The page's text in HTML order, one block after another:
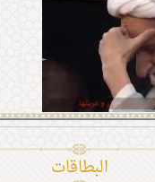
البطاقات